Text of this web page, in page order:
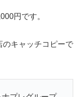
円です。
のキャッチコピーで